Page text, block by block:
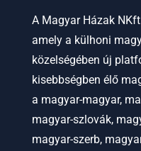
A Magyar Házak
amely a külhoni
közelségében új
kisebbségben élő
a magyar-magyar,
magyar-szlovák,
magyar-szerb,